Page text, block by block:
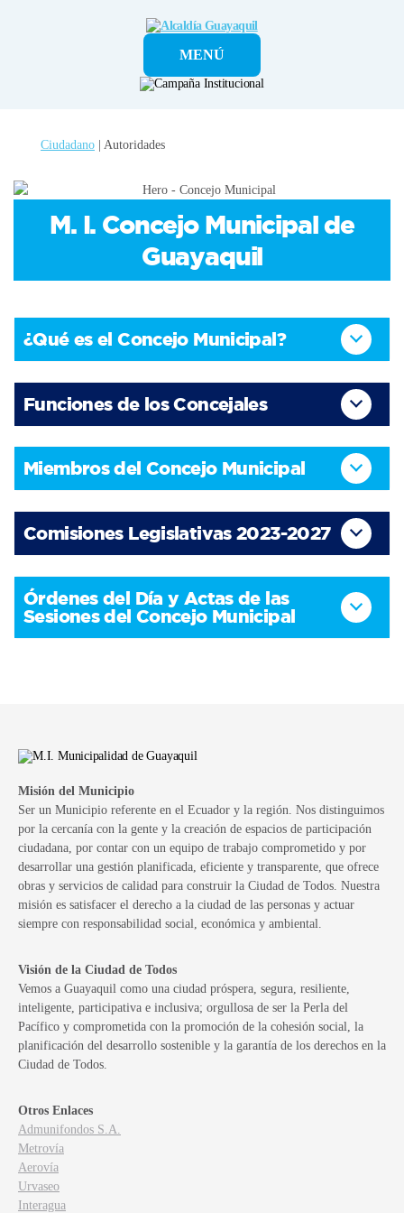
Alcaldía
GuayaquilMENÚ
Ciudadano | Autoridades
M. I. Concejo Municipal de
Guayaquil
¿Qué es el Concejo Municipal?
Funciones de los Concejales
Miembros del Concejo Municipal
Comisiones Legislativas 2023-2027
Órdenes del Día y Actas de las
Sesiones del Concejo Municipal
Misión del Municipio
Ser un Municipio referente en el Ecuador y la región. Nos distinguimos
por la cercanía con la gente y la creación de espacios de participación
ciudadana, por contar con un equipo de trabajo comprometido y por
desarrollar una gestión planificada, eficiente y transparente, que ofrece
obras y servicios de calidad para construir la Ciudad de Todos. Nuestra
misión es satisfacer el derecho a la ciudad de las personas y actuar
siempre con responsabilidad social, económica y ambiental.
Visión de la Ciudad de Todos
Vemos a Guayaquil como una ciudad próspera, segura, resiliente,
inteligente, participativa e inclusiva; orgullosa de ser la Perla del
Pacífico y comprometida con la promoción de la cohesión social, la
planificación del desarrollo sostenible y la garantía de los derechos en la
Ciudad de Todos.
Otros Enlaces
Admunifondos S.A.
Metrovía
Aerovía
Urvaseo
Interagua